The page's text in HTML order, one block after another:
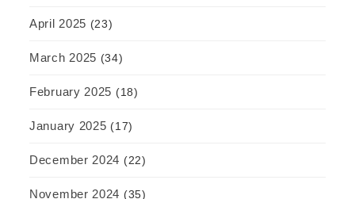
April 2025 (23)
March 2025 (34)
February 2025 (18)
January 2025 (17)
December 2024 (22)
November 2024 (35)